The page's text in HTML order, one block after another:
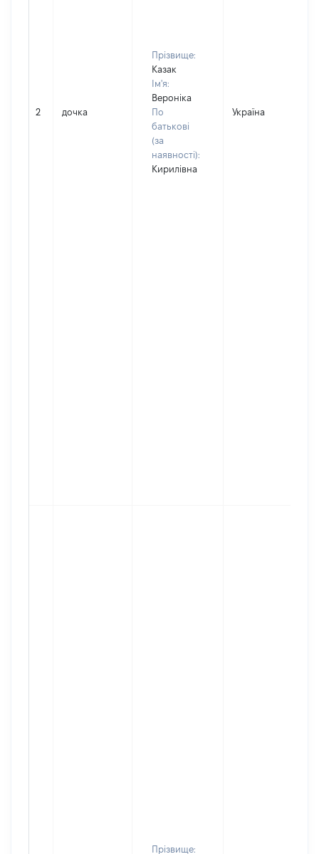
2 дочка
Прізвище:
Казак
Ім'я:
Вероніка
По
батькові
(за
наявності):
Кирилівна
Україна
Прізвище: